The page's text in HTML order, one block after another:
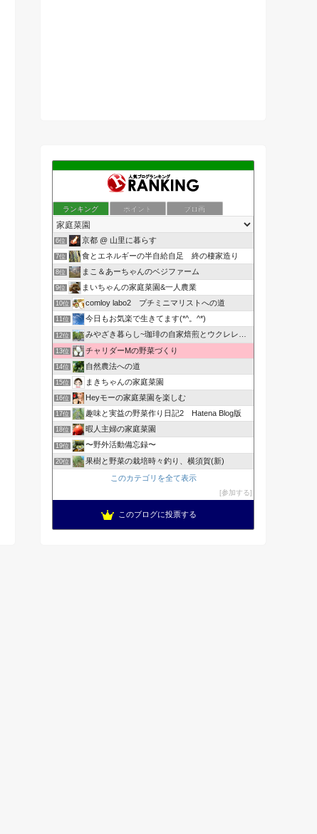
ランキング ポイント ブロ画
6位 京都 @ 山里に暮らす
7位 食とエネルギーの半自給自足 終の棲家造り
8位 まこ＆あーちゃんのベジファーム
9位 まいちゃんの家庭菜園&一人農業
10位 comloy labo2 プチミニマリストへの道
11位 今日もお気楽で生きてます(*^。^*)
12位 みやざき暮らし~珈琲の自家焙煎とウクレレと家庭菜園~
13位 チャリダーMの野菜づくり
14位 自然農法への道
15位 まきちゃんの家庭菜園
16位 Heyモーの家庭菜園を楽しむ
17位 趣味と実益の野菜作り日記2 Hatena Blog版
18位 暇人主婦の家庭菜園
19位 〜野外活動備忘録〜
20位 果樹と野菜の栽培時々釣り、横須賀(新)
このカテゴリを全て表示
参加する
このブログに投票する